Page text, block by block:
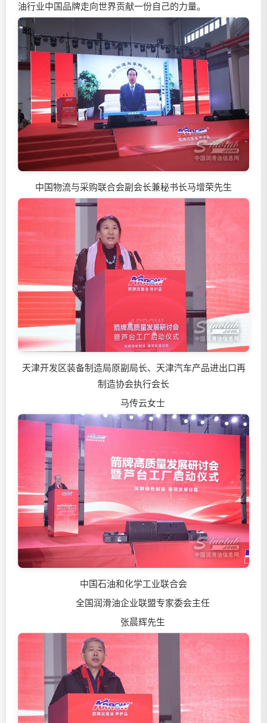
油行业中国品牌走向世界贡献一份自己的力量。
中国物流与采购联合会副会长兼秘书长马增荣先生
天津开发区装备制造局原副局长、天津汽车产品进出口再
制造协会执行会长
马传云女士
中国石油和化学工业联合会
全国润滑油企业联盟专家委会主任
张晨辉先生